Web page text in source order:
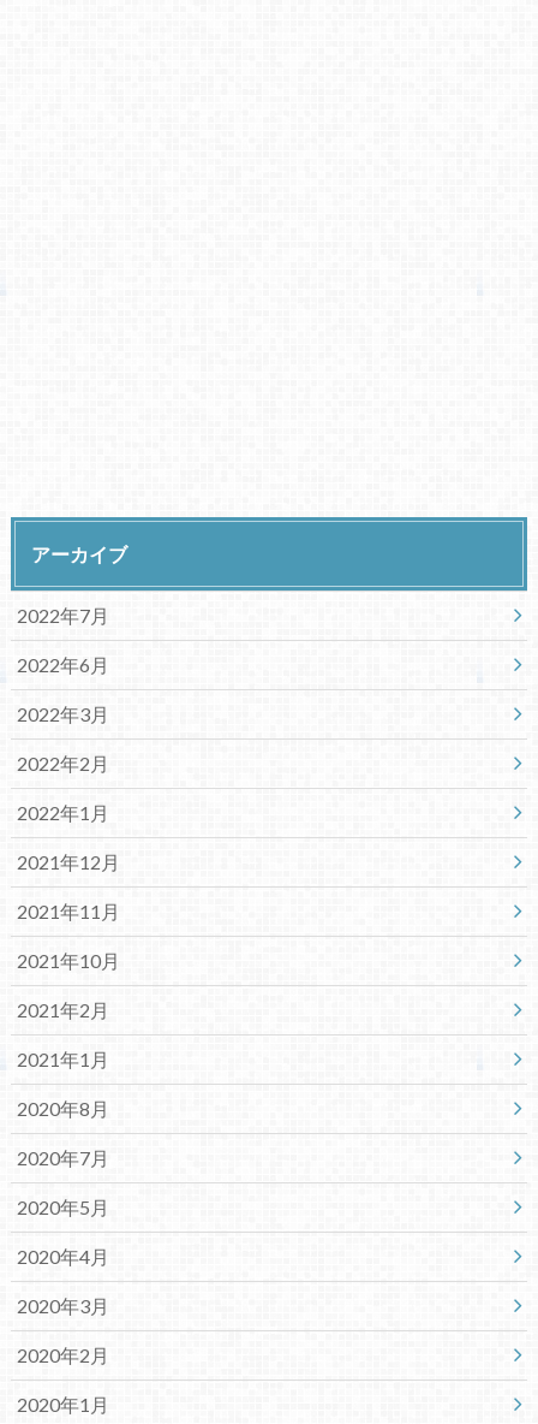
アーカイブ
2022年7月
2022年6月
2022年3月
2022年2月
2022年1月
2021年12月
2021年11月
2021年10月
2021年2月
2021年1月
2020年8月
2020年7月
2020年5月
2020年4月
2020年3月
2020年2月
2020年1月